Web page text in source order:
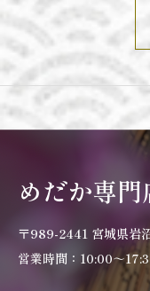
めだか専
〒989-2441 宮城県岩
営業時間：10:00～